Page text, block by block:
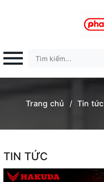
Trang chủ / Tin tức
TIN TỨC